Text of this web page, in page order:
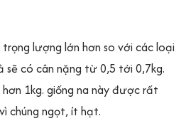
lượng lớn hơn so với các loại
sẽ có cân nặng từ 0,5 tới 0,7kg.
1kg. giống na này được rất
chúng ngọt, ít hạt.